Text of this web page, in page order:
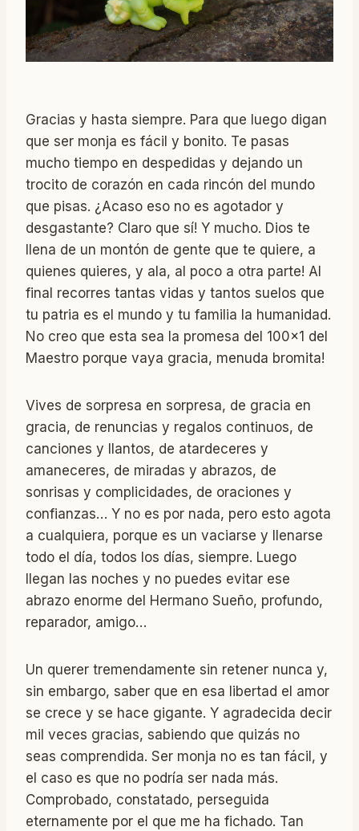
Gracias y hasta siempre. Para que luego digan
que ser monja es fácil y bonito. Te pasas
mucho tiempo en despedidas y dejando un
trocito de corazón en cada rincón del mundo
que pisas. ¿Acaso eso no es agotador y
desgastante? Claro que sí! Y mucho. Dios te
llena de un montón de gente que te quiere, a
quienes quieres, y ala, al poco a otra parte! Al
final recorres tantas vidas y tantos suelos que
tu patria es el mundo y tu familia la humanidad.
No creo que esta sea la promesa del 100×1 del
Maestro porque vaya gracia, menuda bromita!
Vives de sorpresa en sorpresa, de gracia en
gracia, de renuncias y regalos continuos, de
canciones y llantos, de atardeceres y
amaneceres, de miradas y abrazos, de
sonrisas y complicidades, de oraciones y
confianzas… Y no es por nada, pero esto agota
a cualquiera, porque es un vaciarse y llenarse
todo el día, todos los días, siempre. Luego
llegan las noches y no puedes evitar ese
abrazo enorme del Hermano Sueño, profundo,
reparador, amigo…
Un querer tremendamente sin retener nunca y,
sin embargo, saber que en esa libertad el amor
se crece y se hace gigante. Y agradecida decir
mil veces gracias, sabiendo que quizás no
seas comprendida. Ser monja no es tan fácil, y
el caso es que no podría ser nada más.
Comprobado, constatado, perseguida
eternamente por el que me ha fichado. Tan